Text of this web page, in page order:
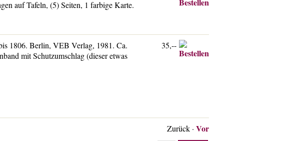
auf Tafeln, (5) Seiten, 1 farbige Karte.
1806. Berlin, VEB Verlag, 1981. Ca.
mit Schutzumschlag (dieser etwas
35,--
Zurück · Vor